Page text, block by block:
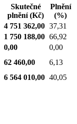
Skutečné
plnění(Kč)
Plnění
(%)
4 751 362,00 37,31
1 750 188,00 66,92
0,00
0,00
62 460,00
6,13
6 564 010,00 40,05